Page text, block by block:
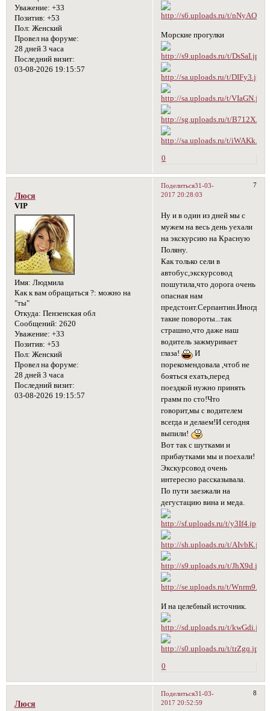
Уважение: +33
Позитив: +53
Пол: Женский
Провел на форуме:
28 дней 3 часа
Последний визит:
03-08-2026 19:15:57
Морские прогулки
0
Поделиться 7
31-03-
2017 20:28:03
Люся
VIP
Имя: Людмила
Как к вам обращаться ?: можно на
"ты"
Откуда: Пензенская обл
Сообщений: 2620
Уважение: +33
Позитив: +53
Пол: Женский
Провел на форуме:
28 дней 3 часа
Последний визит:
03-08-2026 19:15:57
Ну и в один из дней мы с
мужем на весь день уехали
на экскурсию на Красную
Поляну.
Как только сели в
автобус,экскурсовод
пошутила,что дорога очень
опасная нам
предстоит.Серпантин.Иногда
такие повороты...так
страшно,что даже наш
водитель зажмуривает
глаза!
И
порекомендовала ,чтоб не
бояться ехать,перед
поездкой нужно принять
грамм по сто!Что
говорит,мы с водителем
всегда и делаем!И сегодня
выпили!
Вот так с шутками и
прибаутками мы и поехали!
Экскурсовод очень
интересно рассказывала.
По пути заезжали на
дегустацию вина и меда.
И на целебный источник.
0
Поделиться 8
31-03-
2017 20:52:59
Люся